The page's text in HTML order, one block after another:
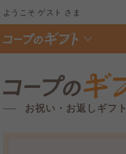
ようこそゲスト さま
お祝い・お返しギフト